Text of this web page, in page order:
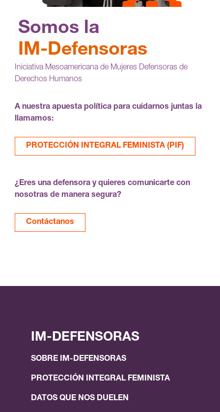
Somos la
IM-Defensoras
Iniciativa Mesoamericana de Mujeres Defensoras de
Derechos Humanos
A nuestra apuesta política para cuidarnos juntas la
llamamos:
PROTECCIÓN INTEGRAL FEMINISTA (PIF)
¿Eres una defensora y quieres comunicarte con
nosotras de manera segura?
Contáctanos
IM-DEFENSORAS
SOBRE IM-DEFENSORAS
PROTECCIÓN INTEGRAL FEMINISTA
DATOS QUE NOS DUELEN